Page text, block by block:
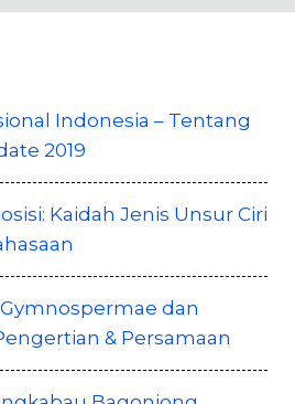
Indonesia – Tentang
2019
Kaidah Jenis Unsur Ciri
dan
& Persamaan